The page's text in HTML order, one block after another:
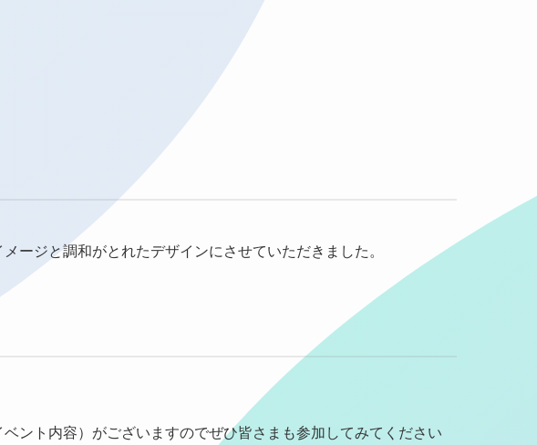
りスムーズです。
問い合わせについては
ご連絡ください。
→
ージと調和がとれたデザインにさせていただきました。
ント内容）がございますのでぜひ皆さまも参加してみてください